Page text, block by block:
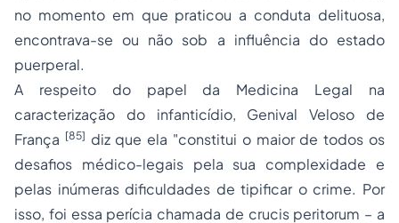
no momento em que praticou a conduta delituosa,
encontrava-se ou não sob a influência do estado
puerperal.
A respeito do papel da Medicina Legal na
caracterização do infanticídio, Genival Veloso de
França [85] diz que ela "constitui o maior de todos os
desafios médico-legais pela sua complexidade e
pelas inúmeras dificuldades de tipificar o crime. Por
isso, foi essa perícia chamada de crucis peritorum – a